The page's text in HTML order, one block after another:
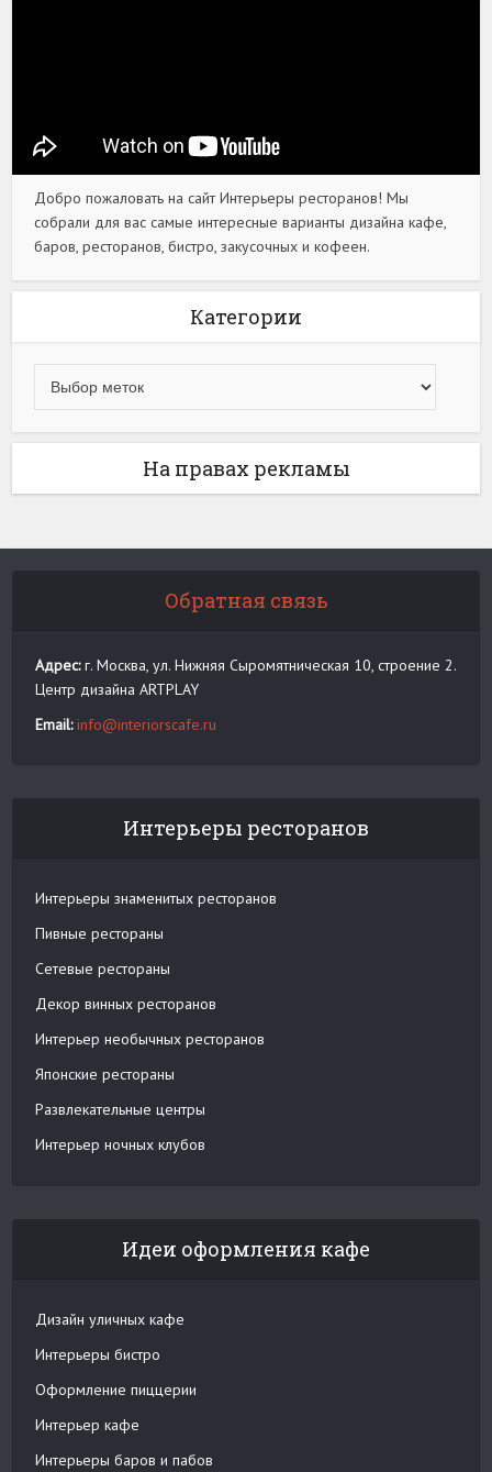
Добро пожаловать на сайт Интерьеры ресторанов! Мы
собрали для вас самые интересные варианты дизайна кафе,
баров, ресторанов, бистро, закусочных и кофеен.
Категории
На правах рекламы
Обратная связь
Адрес:г. Москва, ул. Нижняя Сыромятническая 10, строение 2.
Центр дизайна ARTPLAY
Email: info@interiorscafe.ru
Интерьеры ресторанов
Интерьеры знаменитых ресторанов
Пивные рестораны
Сетевые рестораны
Декор винных ресторанов
Интерьер необычных ресторанов
Японские рестораны
Развлекательные центры
Интерьер ночных клубов
Идеи оформления кафе
Дизайн уличных кафе
Интерьеры бистро
Оформление пиццерии
Интерьер кафе
Интерьеры баров и пабов